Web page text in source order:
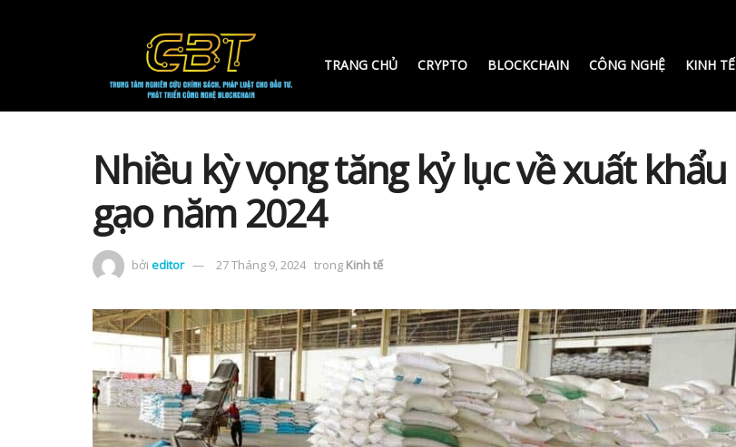
TRANG CHỦ CRYPTO BLOCKCHAIN CÔNG NGHỆ KINH TẾ
Nhiều kỳ vọng tăng kỷ lục về xuất khẩu
gạo năm 2024
bởi editor 27 Tháng 9, 2024 trong Kinh tế